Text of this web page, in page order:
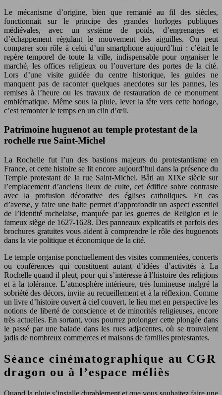
Le mécanisme d’origine, bien que remanié au fil des siècles,
fonctionnait sur le principe des grandes horloges publiques
médiévales, avec un système de poids, d’engrenages et
d’échappement régulant le mouvement des aiguilles. On peut
comparer son rôle à celui d’un smartphone aujourd’hui : c’était le
repère temporel de toute la ville, indispensable pour organiser le
marché, les offices religieux ou l’ouverture des portes de la cité.
Lors d’une visite guidée du centre historique, les guides ne
manquent pas de raconter quelques anecdotes sur les pannes, les
remises à l’heure ou les travaux de restauration de ce monument
emblématique. Même sous la pluie, lever la tête vers cette horloge,
c’est remonter le temps en un clin d’œil.
Patrimoine huguenot au temple protestant de la
rochelle rue Saint-Michel
La Rochelle fut l’un des bastions majeurs du protestantisme en
France, et cette histoire se lit encore aujourd’hui dans la présence du
Temple protestant de la rue Saint-Michel. Bâti au XIXe siècle sur
l’emplacement d’anciens lieux de culte, cet édifice sobre contraste
avec la profusion décorative des églises catholiques. En cas
d’averse, y faire une halte permet d’approfondir un aspect essentiel
de l’identité rochelaise, marquée par les guerres de Religion et le
fameux siège de 1627-1628. Des panneaux explicatifs et parfois des
brochures gratuites vous aident à comprendre le rôle des huguenots
dans la vie politique et économique de la cité.
Le temple organise ponctuellement des visites commentées, concerts
ou conférences qui constituent autant d’idées d’activités à La
Rochelle quand il pleut, pour qui s’intéresse à l’histoire des religions
et à la tolérance. L’atmosphère intérieure, très lumineuse malgré la
sobriété des décors, invite au recueillement et à la réflexion. Comme
un livre d’histoire ouvert à ciel couvert, le lieu met en perspective les
notions de liberté de conscience et de minorités religieuses, encore
très actuelles. En sortant, vous pourrez prolonger cette plongée dans
le passé par une balade dans les rues adjacentes, où se trouvaient
jadis de nombreux commerces et maisons de familles protestantes.
Séance cinématographique au CGR
dragon ou à l’espace méliès
Quand la pluie s’installe durablement et que vous souhaitez faire une